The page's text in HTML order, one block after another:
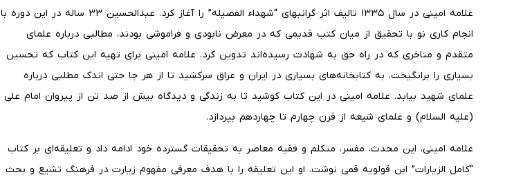
علامه امینی در سال ۱۳۳۵ تالیف اثر گرانبهای “شهداء الفضیله” را آغاز کرد. عبدالحسین ۳۳ ساله در این دوره با
انجام کاری نو با تحقیق از میان کتب قدیمی‌ که در معرض نابودی و فراموشی بودند، مطالبی درباره علمای
متقدم و متاخری که در راه حق به شهادت رسیده‌اند تدوین کرد. علامه امینی برای تهیه این کتاب که تحسین
بسیاری را برانگیخت، به کتابخانه‌های بسیاری در ایران و عراق سر‌کشید تا از هر جا حتی اندک مطلبی درباره
علمای شهید بیابد. علامه امینی در این کتاب کوشید تا به زندگی و دیدگاه بیش از صد تن از پیروان امام علی
(علیه السلام) و علمای شیعه از قرن چهارم تا چهاردهم بپردازد.
علامه امینی، این محدث، مفسر، متکلم و فقیه معاصر به تحقیقات گسترده خود ادامه داد و تعلیقه‌ای بر کتاب
“کامل الزیارات” ابن قولویه قمی نوشت. او این تعلیقه را با هدف معرفی مفهوم زیارت در فرهنگ تشیع و بحث